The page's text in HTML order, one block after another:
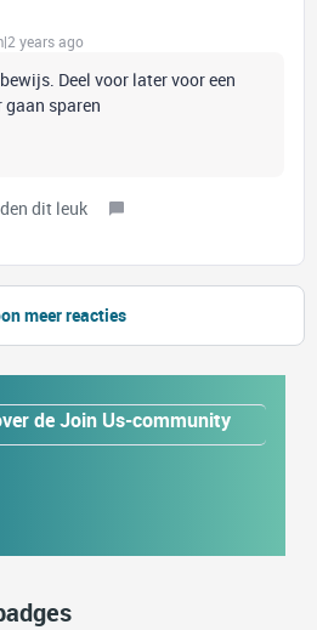
years ago
Deel voor later voor een
gaan sparen
dit leuk
meer reacties
de Join Us-community